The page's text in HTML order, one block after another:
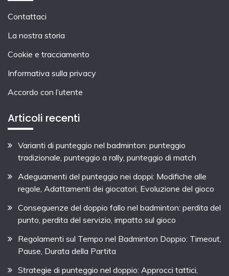
Contattaci
La nostra storia
Cookie e tracciamento
Informativa sulla privacy
Accordo con l’utente
Articoli recenti
Varianti di punteggio nel badminton: punteggio
tradizionale, punteggio a rally, punteggio di match
Adeguamenti del punteggio nei doppi: Modifiche alle
regole, Adattamenti dei giocatori, Evoluzione del gioco
Conseguenze del doppio fallo nel badminton: perdita del
punto, perdita del servizio, impatto sul gioco
Regolamenti sul Tempo nel Badminton Doppio: Timeout,
Pause, Durata della Partita
Strategie di punteggio nel doppio: Approcci tattici,